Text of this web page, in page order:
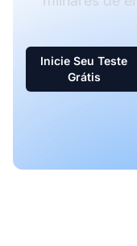
Inicie Seu Teste
Grátis